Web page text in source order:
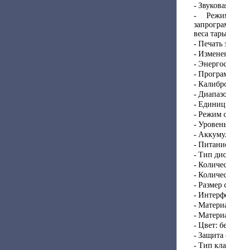
-
-
веса
- Печать
-
-
-
-
-
-
- Режим
-
-
-
- Тип
-
-
- Размер
-
-
-
- Цвет:
- Защита
- Тип